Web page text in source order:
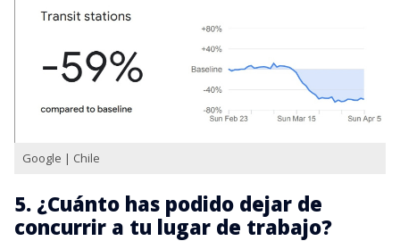
Google | Chile
5. ¿Cuánto has podido dejar de
concurrir a tu lugar de trabajo?